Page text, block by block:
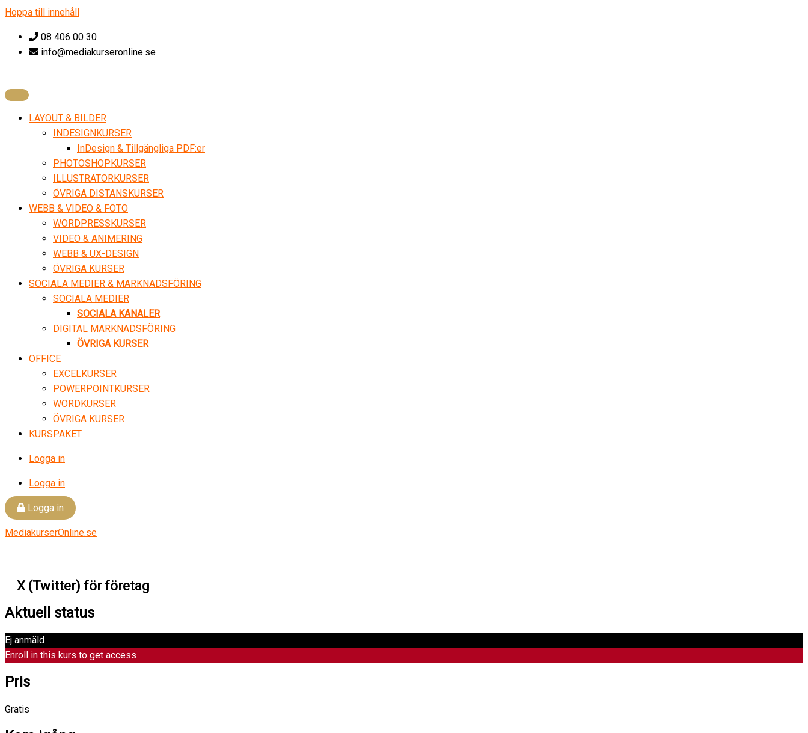
Hoppa till innehåll
08 406 00 30
info@mediakurseronline.se
LAYOUT & BILDER
INDESIGNKURSER
InDesign & Tillgängliga PDF:er
PHOTOSHOPKURSER
ILLUSTRATORKURSER
ÖVRIGA DISTANSKURSER
WEBB & VIDEO & FOTO
WORDPRESSKURSER
VIDEO & ANIMERING
WEBB & UX-DESIGN
ÖVRIGA KURSER
SOCIALA MEDIER & MARKNADSFÖRING
SOCIALA MEDIER
SOCIALA KANALER
DIGITAL MARKNADSFÖRING
ÖVRIGA KURSER
OFFICE
EXCELKURSER
POWERPOINTKURSER
WORDKURSER
ÖVRIGA KURSER
KURSPAKET
Logga in
Logga in
Logga in
MediakurserOnline.se
X (Twitter) för företag
Aktuell status
Ej anmäld
Enroll in this kurs to get access
Pris
Gratis